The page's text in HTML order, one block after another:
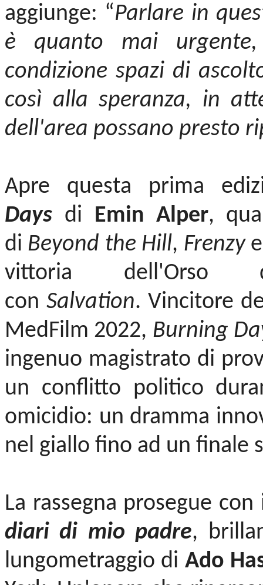
aggiunge: “Parlare in
è quanto mai
condizione spazi di
così alla speranza, in
dell'area possano presto
Apre questa prima
Days di Emin Alper,
di Beyond the Hill, Frenzy
vittoria dell'Orso
con Salvation. Vincitore
MedFilm 2022, Burning
ingenuo magistrato di
un conflitto politico
omicidio: un dramma
nel giallo fino ad un finale
La rassegna prosegue
diari di mio padre,
lungometraggio di Ado